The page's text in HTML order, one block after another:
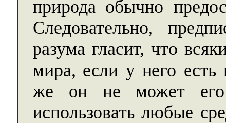
природа обычно
Следовательно,
разума гласит, что
мира, если у него есть
же он не может его
использовать любые